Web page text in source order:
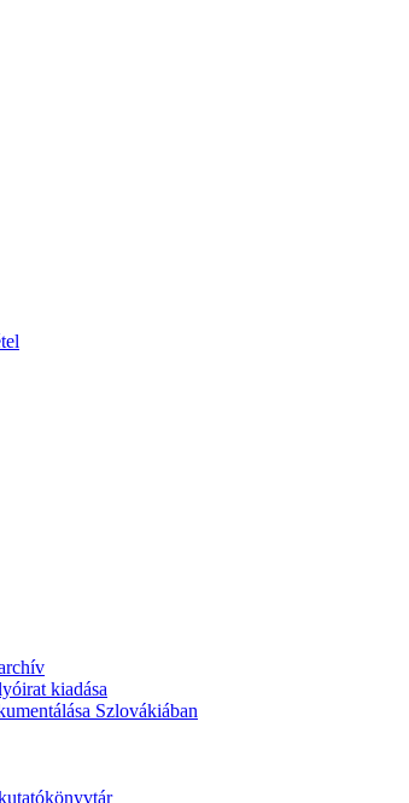
kiadása
Szlovákiában